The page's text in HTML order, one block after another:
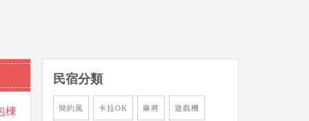
棟
民宿分類
簡約風 卡拉OK 麻將 遊戲機